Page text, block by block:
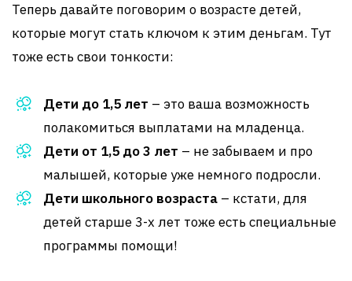
Теперь давайте поговорим о возрасте детей,
которые могут стать ключом к этим деньгам. Тут
тоже есть свои тонкости:
Дети до 1,5 лет – это ваша возможность
полакомиться выплатами на младенца.
Дети от 1,5 до 3 лет – не забываем и про
малышей, которые уже немного подросли.
Дети школьного возраста – кстати, для
детей старше 3-х лет тоже есть специальные
программы помощи!